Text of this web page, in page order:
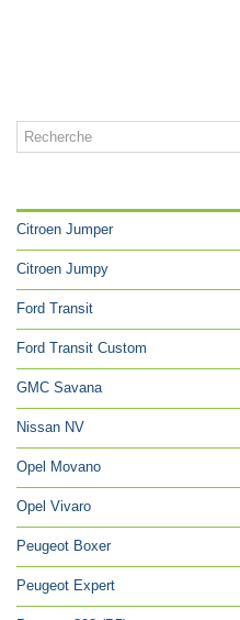
Citroen Jumper
Citroen Jumpy
Ford Transit
Ford Transit Custom
GMC Savana
Nissan NV
Opel Movano
Opel Vivaro
Peugeot Boxer
Peugeot Expert